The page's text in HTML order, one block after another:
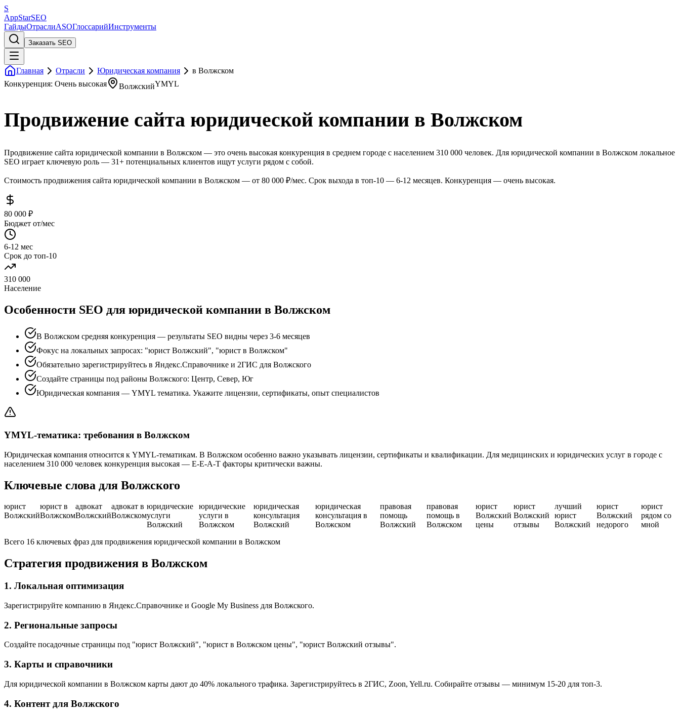
S
AppStarSEO
ГайдыОтраслиASOГлоссарийИнструменты
Заказать SEO
Главная Отрасли Юридическая компания
в Волжском
Конкуренция: Очень высокая
ВолжскийYMYL
Продвижение сайта юридической компании в Волжском
Продвижение сайта юридической компании в Волжском — это очень высокая конкуренция в среднем городе с населением 310 000 человек. Для юридической компании в Волжском локальное
SEO играет ключевую роль — 31+ потенциальных клиентов ищут услуги рядом с собой.
Стоимость продвижения сайта юридической компании в Волжском — от 80 000 ₽/мес. Срок выхода в топ-10 — 6-12 месяцев. Конкуренция — очень высокая.
80 000 ₽
Бюджет от/мес
6-12 мес
Срок до топ-10
310 000
Население
Особенности SEO для юридической компании в Волжском
В Волжском средняя конкуренция — результаты SEO видны через 3-6 месяцев
Фокус на локальных запросах: "юрист Волжский", "юрист в Волжском"
Обязательно зарегистрируйтесь в Яндекс.Справочнике и 2ГИС для Волжского
Создайте страницы под районы Волжского: Центр, Север, Юг
Юридическая компания — YMYL тематика. Укажите лицензии, сертификаты, опыт специалистов
YMYL-тематика: требования в Волжском
Юридическая компания относится к YMYL-тематикам. В Волжском особенно важно указывать лицензии, сертификаты и квалификации. Для медицинских и юридических услуг в городе с
населением 310 000 человек конкуренция высокая — E-E-A-T факторы критически важны.
Ключевые слова для Волжского
юрист
Волжский
юрист в
Волжском
адвокат
Волжский
адвокат в
Волжском
юридические
услуги
Волжский
юридические
услуги в
Волжском
юридическая
консультация
Волжский
юридическая
консультация в
Волжском
правовая
помощь
Волжский
правовая
помощь в
Волжском
юрист
Волжский
цены
юрист
Волжский
отзывы
лучший
юрист
Волжский
юрист
Волжский
недорого
юрист
рядом со
мной
Всего 16 ключевых фраз для продвижения юридической компании в Волжском
Стратегия продвижения в Волжском
1. Локальная оптимизация
Зарегистрируйте компанию в Яндекс.Справочнике и Google My Business для Волжского.
2. Региональные запросы
Создайте посадочные страницы под "юрист Волжский", "юрист в Волжском цены", "юрист Волжский отзывы".
3. Карты и справочники
Для юридической компании в Волжском карты дают до 40% локального трафика. Зарегистрируйтесь в 2ГИС, Zoon, Yell.ru. Собирайте отзывы — минимум 15-20 для топ-3.
4. Контент для Волжского